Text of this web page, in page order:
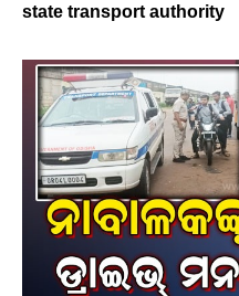
state transport authority